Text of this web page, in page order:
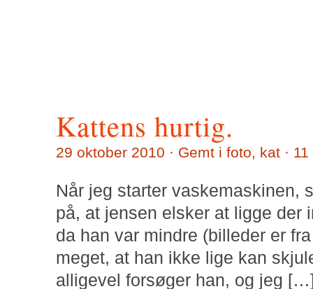
Kattens hurtig.
29 oktober 2010 · Gemt i foto, kat ·
Når jeg starter
på, at jensen elsker at ligge der
da han var mindre (billeder er
meget, at han ikke lige kan
alligevel forsøger han, og jeg